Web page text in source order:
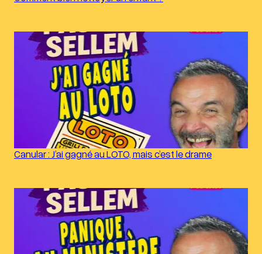
Canular : J’ai gagné au LOTO, mais c’est le drame